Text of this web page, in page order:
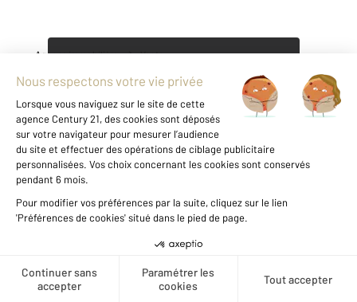
Créer une alerte
Agence immobilière Vente
une carrière dans l'immobilier ?
Découvrir nos offres
1
avec un agent immobilier
21 Interalpes